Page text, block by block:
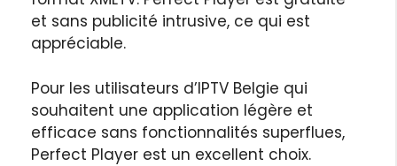
et sans publicité intrusive, ce qui est
appréciable.
Pour les utilisateurs d’IPTV Belgie qui
souhaitent une application légère et
efficace sans fonctionnalités superflues,
Perfect Player est un excellent choix.